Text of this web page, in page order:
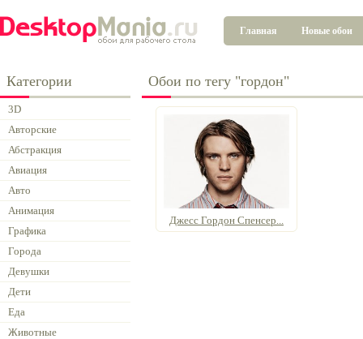
Главная Новые обои
Категории
3D
Авторские
Абстракция
Авиация
Авто
Анимация
Графика
Города
Девушки
Дети
Еда
Животные
Обои по тегу "гордон"
Джесс Гордон Спенсер...